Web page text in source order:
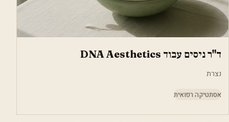
ד"ר ניסים עבוד DNA Aesthetics
נצרת
אסתטיקה רפואית